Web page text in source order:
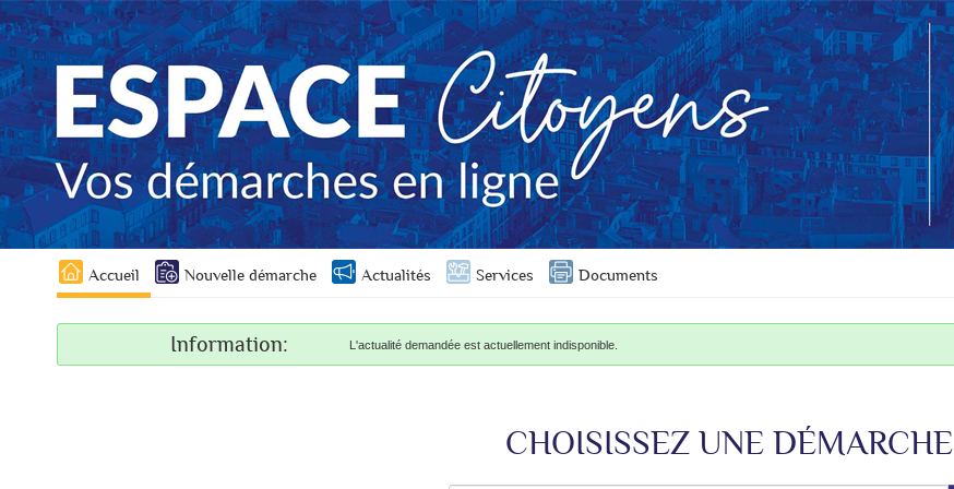
Liste
des
Accueil Nouvelle démarche Actualités Services Documents
Information: L'actualité demandée est actuellement indisponible.
CHOISISSEZ UNE DÉMARCHE
Panneau de gestion des cookies